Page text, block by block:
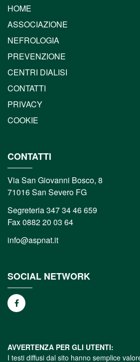
HOME
ASSOCIAZIONE
NEFROLOGIA
PREVENZIONE
CENTRI DIALISI
CONTATTI
PRIVACY
COOKIE
CONTATTI
Via San Giovanni Bosco, 8
71016 San Severo FG
Segreteria 347 34 46 659
Fax 0882 20 03 64
info@aspnat.it
SOCIAL NETWORK
AVVERTENZA PER GLI UTENTI:
I testi diffusi dal sito hanno semplice